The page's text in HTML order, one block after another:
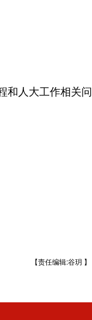
和人大工作相关问
【责任编辑:谷玥 】